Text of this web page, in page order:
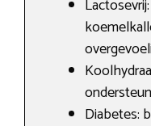
Diabetes: